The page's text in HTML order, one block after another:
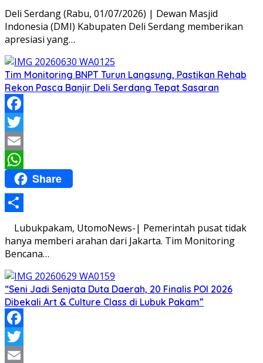
Share
Deli Serdang (Rabu, 01/07/2026) | Dewan Masjid
Indonesia (DMI) Kabupaten Deli Serdang memberikan
apresiasi yang…
Tim Monitoring BNPT Turun Langsung, Pastikan Rehab
Rekon Pasca Banjir Deli Serdang Tepat Sasaran
Facebook
Twitter
Email
WhatsApp
Share
Share
Lubukpakam, UtomoNews-| Pemerintah pusat tidak
hanya memberi arahan dari Jakarta. Tim Monitoring
Bencana…
“Seni Jadi Senjata Duta Daerah, 20 Finalis POI 2026
Dibekali Art & Culture Class di Lubuk Pakam”
Facebook
Twitter